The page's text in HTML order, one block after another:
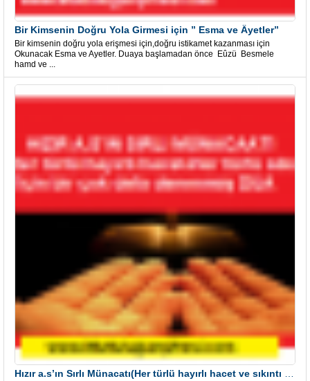
Bir Kimsenin Doğru Yola Girmesi için ” Esma ve Âyetler”
Bir kimsenin doğru yola erişmesi için,doğru istikamet kazanması için
Okunacak Esma ve Ayetler. Duaya başlamadan önce Eûzü Besmele
hamd ve ...